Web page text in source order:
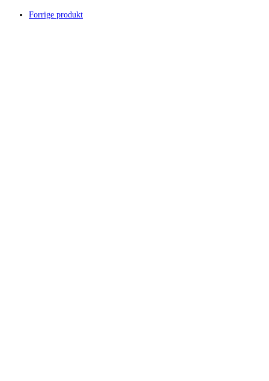
Forrige produkt